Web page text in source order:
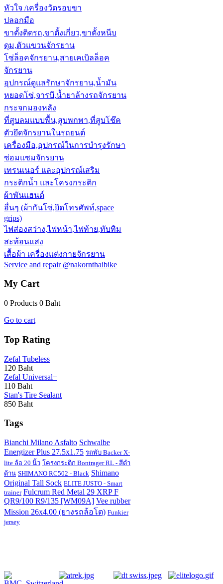
หัวใจ /เครื่องวัดรอบขา
ปลอกมือ
ขาตั้งติดรถ,ขาตั้งเกี่ยว,ขาตั้งหนีบ
ดุม,ตัวแขวนจักรยาน
โซ่ล็อคจักรยาน,สายเคเบิลล็อค
จักรยาน
อุปกรณ์ดูแลรักษาจักรยาน,น้ำมัน
หยอดโซ่,จารบี,น้ำยาล้างรถจักรยาน
กระจกมองหลัง
ที่สูบลมแบบพื้น,สูบพกพา,ที่สูบโช๊ค
ตัวยึดจักรยานในรถยนต์
เครื่องมือ,อุปกรณ์ในการบำรุงรักษา
ซ่อมแซมจักรยาน
เทรนเนอร์ และอุปกรณ์เสริม
กระติกน้ำ และโครงกระติก
ผ้าพันแฮนด์
อื่นๆ (ผ้ากันโซ่,ยึดโทรศัพท์,space
grips)
ไฟส่องสว่าง,ไฟหน้า,ไฟท้าย,ทับทิม
สะท้อนแสง
เสื้อผ้า เครื่องแต่งกายจักรยาน
Service and repair @nakornthaibike
My Cart
0 Products 0 Baht
Go to cart
Top Rating
Zefal Tubeless
120 Baht
Zefal Universal+
110 Baht
Stan's Tire Sealant
850 Baht
Tags
Bianchi Milano Asfalto Schwalbe
Energizer Plus 27.5x1.75 รถพับ Backer X-
lite ล้อ 20 นิ้ว โครงกระติก Bontrager RL - สีดำ
ด้าน SHIMANO RC502 - Black Shimano
Original Tall Sock ELITE JUSTO - Smart
trainer Fulcrum Red Metal 29 XRP F
QR9/100 R9/135 [WM09A] Vee rubber
Mission 26x4.00 (ยางรถล้อโต) Funkier
jersey